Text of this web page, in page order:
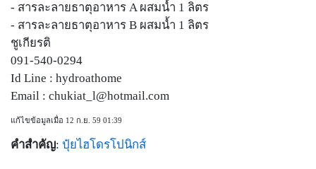
- สารละลายธาตุอาหาร A ผสมน้ำ 1 ลิตร
- สารละลายธาตุอาหาร B ผสมน้ำ 1 ลิตร
ชูเกียรติ
091-540-0294
Id Line : hydroathome
Email : chukiat_l@hotmail.com
แก้ไขข้อมูลเมื่อ 12 ก.ย. 59 01:39
คำสำคัญ: ปุ๋ยไฮโดรโปนิกส์